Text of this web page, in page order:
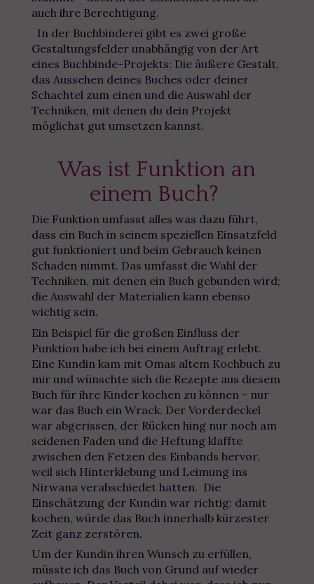
auch ihre Berechtigung.
In der Buchbinderei gibt es zwei große
Gestaltungsfelder unabhängig von der Art
eines Buchbinde-Projekts: Die äußere Gestalt,
das Aussehen deines Buches oder deiner
Schachtel zum einen und die Auswahl der
Techniken, mit denen du dein Projekt
möglichst gut umsetzen kannst.
Was ist Funktion an
einem Buch?
Die Funktion umfasst alles was dazu führt,
dass ein Buch in seinem speziellen Einsatzfeld
gut funktioniert und beim Gebrauch keinen
Schaden nimmt. Das umfasst die Wahl der
Techniken, mit denen ein Buch gebunden wird;
die Auswahl der Materialien kann ebenso
wichtig sein.
Ein Beispiel für die großen Einfluss der
Funktion habe ich bei einem Auftrag erlebt.
Eine Kundin kam mit Omas altem Kochbuch zu
mir und wünschte sich die Rezepte aus diesem
Buch für ihre Kinder kochen zu können - nur
war das Buch ein Wrack. Der Vorderdeckel
war abgerissen, der Rücken hing nur noch am
seidenen Faden und die Heftung klaffte
zwischen den Fetzen des Einbands hervor,
weil sich Hinterklebung und Leimung ins
Nirwana verabschiedet hatten. Die
Einschätzung der Kundin war richtig: damit
kochen, würde das Buch innerhalb kürzester
Zeit ganz zerstören.
Um der Kundin ihren Wunsch zu erfüllen,
müsste ich das Buch von Grund auf wieder